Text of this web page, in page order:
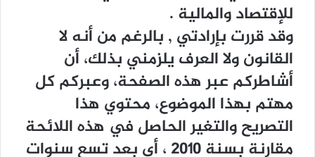
ﻟﻺﻗﺘﺼﺎﺩ ﻭﺍﻟﻤﺎﻟﻴﺔ .
ﻭﻗﺪ ﻗﺮﺭﺕ ﺑﺈﺭﺍﺩﺗﻲ , ﺑﺎﻟﺮﻏﻢ ﻣﻦ ﺃﻧﻪ ﻻ
ﺍﻟﻘﺎﻧﻮﻥ ﻭﻻ ﺍﻟﻌﺮﻑ ﻳﻠﺰﻣﻨﻲ ﺑﺬﻟﻚ، ﺃﻥ
ﺃﺷﺎﻃﺮﻛﻢ ﻋﺒﺮ ﻫﺬﻩ ﺍﻟﺼﻔﺤﺔ، ﻭﻋﺒﺮﻛﻢ ﻛﻞ
ﻣﻬﺘﻢ ﺑﻬﺬﺍ ﺍﻟﻤﻮﺿﻮﻉ، ﻣﺤﺘﻮﻱ ﻫﺬﺍ
ﺍﻟﺘﺼﺮﻳﺢ ﻭﺍﻟﺘﻐﻴﺮ ﺍﻟﺤﺎﺻﻞ ﻓﻲ ﻫﺬﻩ ﺍﻟﻼﺋﺤﺔ
ﻣﻘﺎﺭﻧﺔ ﺑﺴﻨﺔ ٢٠١٠ ، ﺃﻱ ﺑﻌﺪ ﺗﺴﻊ ﺳﻨﻮﺍﺕ